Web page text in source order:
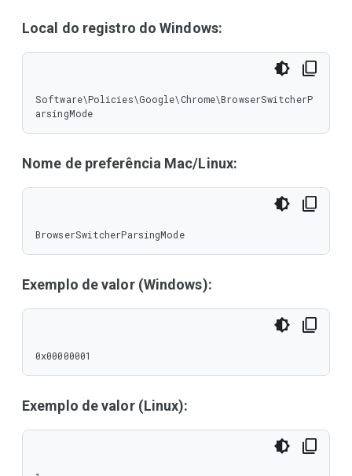
Local do registro do Windows:
Software\Policies\Google\Chrome\BrowserSwitcherP
arsingMode
Nome de preferência Mac/Linux:
BrowserSwitcherParsingMode
Exemplo de valor (Windows):
0x00000001
Exemplo de valor (Linux):